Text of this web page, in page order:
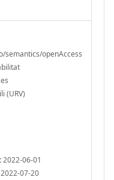
semantics/openAccess
(URV)
2022-06-01
2022-07-20